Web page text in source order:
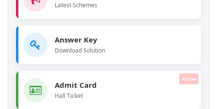
Latest Schemes
Answer Key
Download Solution
Admit Card
Hall Ticket
Active